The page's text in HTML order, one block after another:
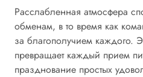
Расслабленная атмосфера
обменам, в то время как
за благополучием каждого.
превращает каждый прием
празднование простых